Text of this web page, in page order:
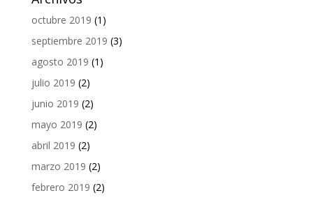
octubre 2019 (1)
septiembre 2019 (3)
agosto 2019 (1)
julio 2019 (2)
junio 2019 (2)
mayo 2019 (2)
abril 2019 (2)
marzo 2019 (2)
febrero 2019 (2)